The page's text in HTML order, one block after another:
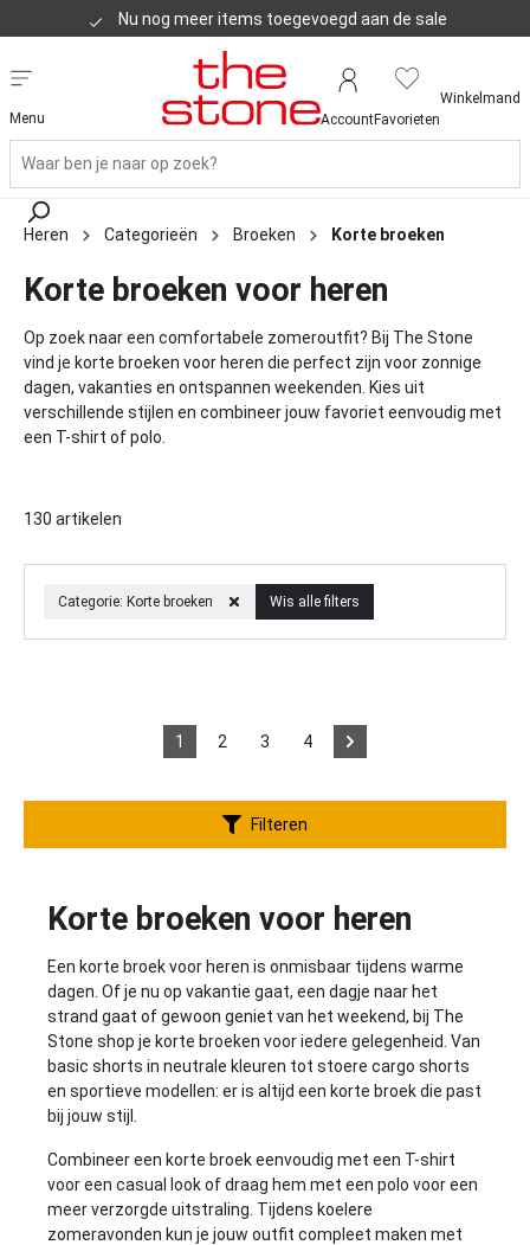
Nu nog meer items toegevoegd aan de sale
Klanten geven ons een 8,8
Menu AccountFavorieten
Winkelmand
Heren Categorieën Broeken Korte broeken
Korte broeken voor heren
Op zoek naar een comfortabele zomeroutfit? Bij The Stone
vind je korte broeken voor heren die perfect zijn voor zonnige
dagen, vakanties en ontspannen weekenden. Kies uit
verschillende stijlen en combineer jouw favoriet eenvoudig met
een T-shirt of polo.
Categorie: Korte broeken Wis alle filters
130 artikelen
1 2 3 4
Filteren
Korte broeken voor heren
Een korte broek voor heren is onmisbaar tijdens warme
dagen. Of je nu op vakantie gaat, een dagje naar het
strand gaat of gewoon geniet van het weekend, bij The
Stone shop je korte broeken voor iedere gelegenheid. Van
basic shorts in neutrale kleuren tot stoere cargo shorts
en sportieve modellen: er is altijd een korte broek die past
bij jouw stijl.
Combineer een korte broek eenvoudig met een T-shirt
voor een casual look of draag hem met een polo voor een
meer verzorgde uitstraling. Tijdens koelere
zomeravonden kun je jouw outfit compleet maken met